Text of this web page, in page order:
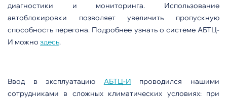
диагностики и мониторинга. Использование
автоблокировки позволяет увеличить пропускную
способность перегона. Подробнее узнать о системе АБТЦ-
И можно здесь.
Ввод в эксплуатацию АБТЦ-И проводился нашими
сотрудниками в сложных климатических условиях: при